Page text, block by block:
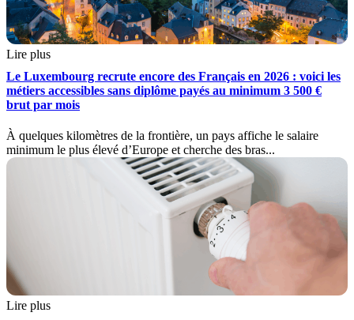
Lire plus
Le Luxembourg recrute encore des Français en 2026 : voici les
métiers accessibles sans diplôme payés au minimum 3 500 €
brut par mois
À quelques kilomètres de la frontière, un pays affiche le salaire
minimum le plus élevé d’Europe et cherche des bras...
Lire plus